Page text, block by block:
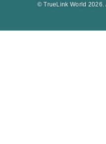
© TrueLink World 2026.